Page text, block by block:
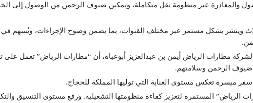
والمغادرة عبر منظومة نقل متكاملة، وتمكين ضيوف الرحمن من الوصول إلى
وينشر بشكل مستمر عبر مختلف القنوات، بما يضمن وضوح الإجراءات، ويُسهم في
لشركة مطارات الرياض أيمن بن عبدالعزيز أبوعباة، أن “مطارات الرياض” تعمل على
ضيوف الرحمن وسلامتهم.
ميسرة تعكس مستوى العناية التي توليها المملكة للحجاج.
الرياض” المستمرة لتعزيز كفاءة منظومتها التشغيلية. ورفع مستوى التنسيق